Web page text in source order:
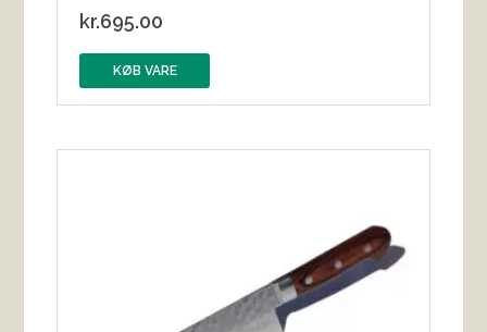
kr.695.00
KØB VARE